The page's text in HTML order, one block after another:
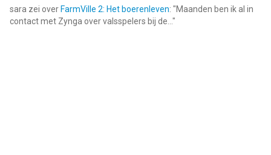
sara zei over FarmVille 2: Het boerenleven: "Maanden ben ik al in
contact met Zynga over valsspelers bij de... "